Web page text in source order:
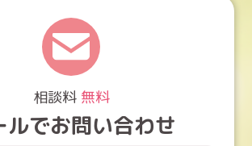
相談料 無料
ルでお問い合わせ